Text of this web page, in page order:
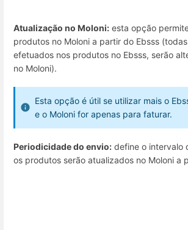
Atualização no Moloni: esta opção
produtos no Moloni a partir do Ebsss
efetuados nos produtos no Ebsss, serão
no Moloni).
Esta opção é útil se utilizar mais o
e o Moloni for apenas para faturar.
Periodicidade do envio: define o intervalo
os produtos serão atualizados no Moloni a